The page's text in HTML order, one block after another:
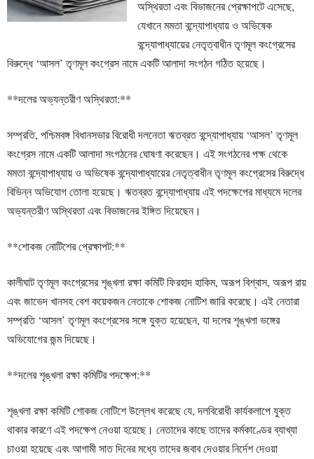
অস্থিরতা এবং বিভাজনের প্রেক্ষাপটে এসেছে,
যেখানে মমতা বন্দ্যোপাধ্যায় ও অভিষেক
বন্দ্যোপাধ্যায়ের নেতৃত্বাধীন তৃণমূল কংগ্রেসের
বিরুদ্ধে ‘আসল’ তৃণমূল কংগ্রেস নামে একটি আলাদা সংগঠন গঠিত হয়েছে।
**দলের অভ্যন্তরীণ অস্থিরতা:**
সম্প্রতি, পশ্চিমবঙ্গ বিধানসভার বিরোধী দলনেতা ঋতব্রত বন্দ্যোপাধ্যায় ‘আসল’ তৃণমূল
কংগ্রেস নামে একটি আলাদা সংগঠনের ঘোষণা করেছেন। এই সংগঠনের পক্ষ থেকে
মমতা বন্দ্যোপাধ্যায় ও অভিষেক বন্দ্যোপাধ্যায়ের নেতৃত্বাধীন তৃণমূল কংগ্রেসের বিরুদ্ধে
বিভিন্ন অভিযোগ তোলা হয়েছে। ঋতব্রত বন্দ্যোপাধ্যায় এই পদক্ষেপের মাধ্যমে দলের
অভ্যন্তরীণ অস্থিরতা এবং বিভাজনের ইঙ্গিত দিয়েছেন।
**শোকজ নোটিশের প্রেক্ষাপট:**
কালীঘাট তৃণমূল কংগ্রেসের শৃঙ্খলা রক্ষা কমিটি ফিরহাদ হাকিম, অরূপ বিশ্বাস, অরূপ রায়
এবং জাভেদ খানসহ বেশ কয়েকজন নেতাকে শোকজ নোটিশ জারি করেছে। এই নেতারা
সম্প্রতি ‘আসল’ তৃণমূল কংগ্রেসের সঙ্গে যুক্ত হয়েছেন, যা দলের শৃঙ্খলা ভঙ্গের
অভিযোগের জন্ম দিয়েছে।
**দলের শৃঙ্খলা রক্ষা কমিটির পদক্ষেপ:**
শৃঙ্খলা রক্ষা কমিটি শোকজ নোটিশে উল্লেখ করেছে যে, দলবিরোধী কার্যকলাপে যুক্ত
থাকার কারণে এই পদক্ষেপ নেওয়া হয়েছে। নেতাদের কাছে তাদের কর্মকাণ্ডের ব্যাখ্যা
চাওয়া হয়েছে এবং আগামী সাত দিনের মধ্যে তাদের জবাব দেওয়ার নির্দেশ দেওয়া